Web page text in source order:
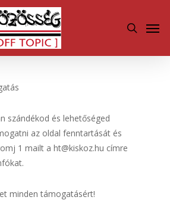
search
szándékod és lehetőséged
az oldal fenntartását és
1 mailt a ht@kiskoz.hu címre
minden támogatásért!